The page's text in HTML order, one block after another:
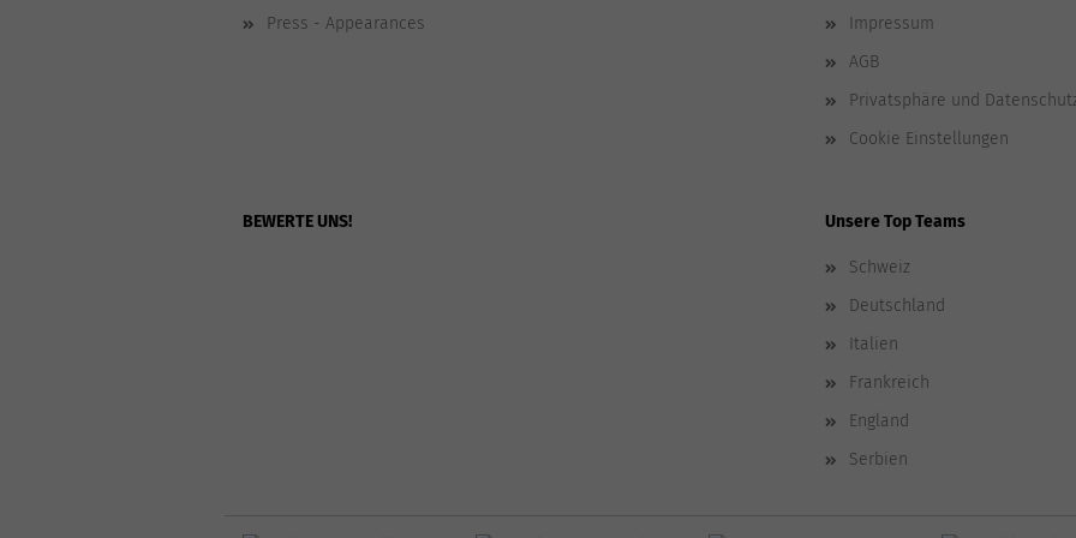
Press - Appearances
Impressum
AGB
Privatsphäre und
Cookie Einstellungen
BEWERTE UNS! Unsere Top Teams
Schweiz
Deutschland
Italien
Frankreich
England
Serbien